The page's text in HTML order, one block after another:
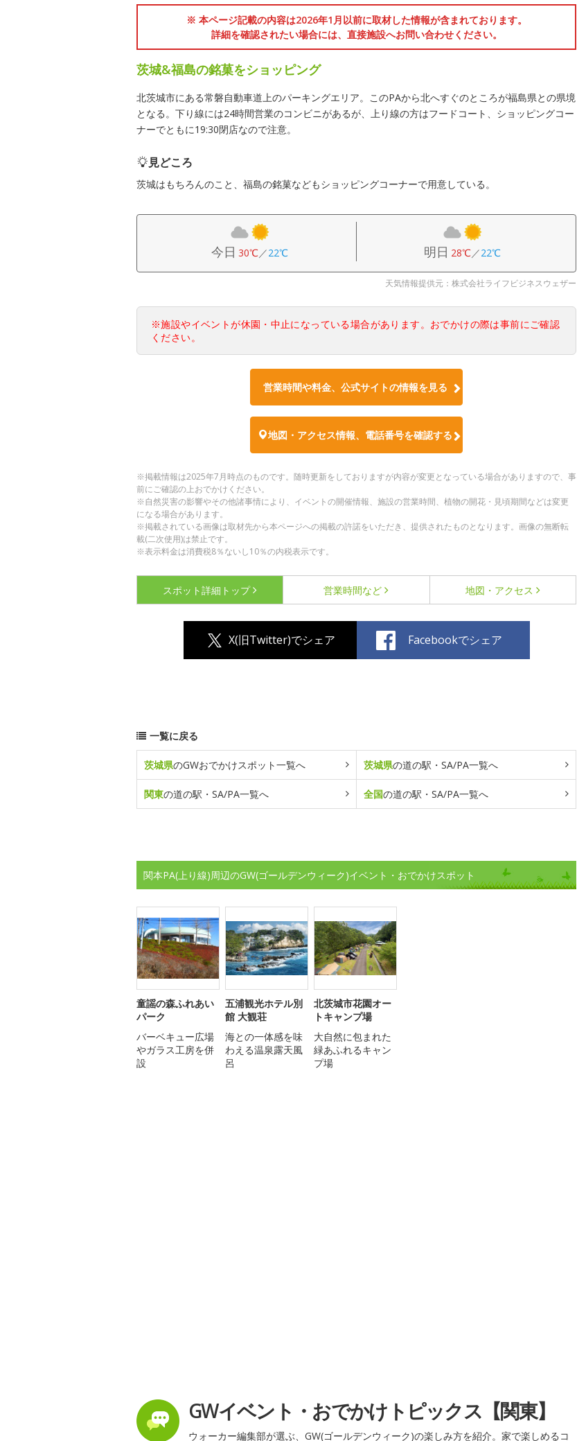
※ 本ページ記載の内容は2026年1月以前に取材した情報が含まれております。
詳細を確認されたい場合には、直接施設へお問い合わせください。
茨城&福島の銘菓をショッピング
北茨城市にある常磐自動車道上のパーキングエリア。このPAから北へすぐのところが福島県との県境
となる。下り線には24時間営業のコンビニがあるが、上り線の方はフードコート、ショッピングコー
ナーでともに19:30閉店なので注意。
見どころ
茨城はもちろんのこと、福島の銘菓などもショッピングコーナーで用意している。
今日 30℃／22℃ 明日 28℃／22℃
天気情報提供元：株式会社ライフビジネスウェザー
※施設やイベントが休園・中止になっている場合があります。おでかけの際は事前にご確認
ください。
営業時間や料金、公式サイトの情報を見る
地図・アクセス情報、電話番号を確認する
※掲載情報は2025年7月時点のものです。随時更新をしておりますが内容が変更となっている場合がありますので、事
前にご確認の上おでかけください。
※自然災害の影響やその他諸事情により、イベントの開催情報、施設の営業時間、植物の開花・見頃期間などは変更
になる場合があります。
※掲載されている画像は取材先から本ページへの掲載の許諾をいただき、提供されたものとなります。画像の無断転
載(二次使用)は禁止です。
※表示料金は消費税8％ないし10％の内税表示です。
スポット詳細 トップ 営業時間など 地図・アクセス
X(旧Twitter)でシェア Facebookでシェア
一覧に戻る
茨城県のGWおでかけスポット一覧へ 茨城県の道の駅・SA/PA一覧へ
関東の道の駅・SA/PA一覧へ 全国の道の駅・SA/PA一覧へ
関本PA(上り線)周辺のGW(ゴールデンウィーク)イベント・おでかけスポット
童謡の森ふれあい
パーク
バーベキュー広場
やガラス工房を併
設
五浦観光ホテル別
館 大観荘
海との一体感を味
わえる温泉露天風
呂
北茨城市花園オー
トキャンプ場
大自然に包まれた
緑あふれるキャン
プ場
GWイベント・おでかけトピックス【関東】
ウォーカー編集部が選ぶ、GW(ゴールデンウィーク)の楽しみ方を紹介。家で楽しめるコ